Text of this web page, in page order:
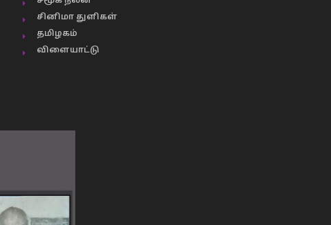
சினிமா துளிகள்
தமிழகம்
விளையாட்டு